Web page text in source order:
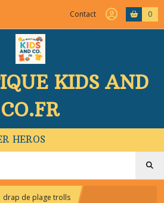
Contact 0
KIDS AND
CO.FR
HEROS
drap de plage trolls